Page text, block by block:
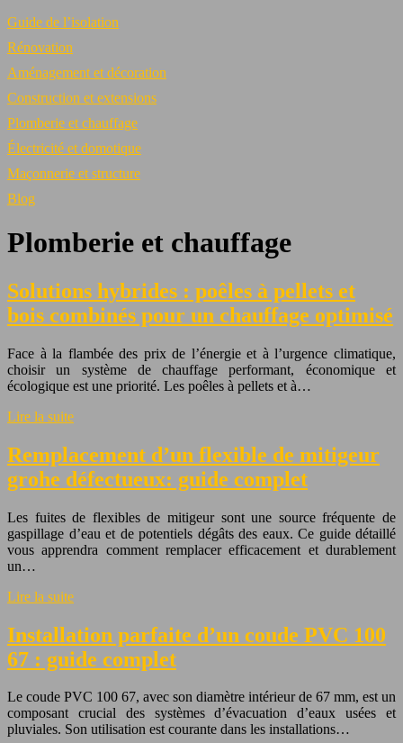
Guide de l’isolation
Rénovation
Aménagement et décoration
Construction et extensions
Plomberie et chauffage
Électricité et domotique
Maçonnerie et structure
Blog
Plomberie et chauffage
Solutions hybrides : poêles à pellets et
bois combinés pour un chauffage optimisé
Face à la flambée des prix de l’énergie et à l’urgence climatique,
choisir un système de chauffage performant, économique et
écologique est une priorité. Les poêles à pellets et à…
Lire la suite
Remplacement d’un flexible de mitigeur
grohe défectueux: guide complet
Les fuites de flexibles de mitigeur sont une source fréquente de
gaspillage d’eau et de potentiels dégâts des eaux. Ce guide détaillé
vous apprendra comment remplacer efficacement et durablement
un…
Lire la suite
Installation parfaite d’un coude PVC 100
67 : guide complet
Le coude PVC 100 67, avec son diamètre intérieur de 67 mm, est un
composant crucial des systèmes d’évacuation d’eaux usées et
pluviales. Son utilisation est courante dans les installations…